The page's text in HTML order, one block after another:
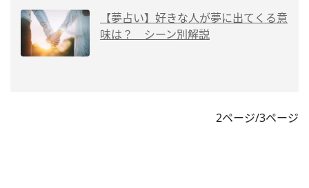
【夢占い】好きな人が夢に出てくる意
味は？ シーン別解説
2ページ/3ページ